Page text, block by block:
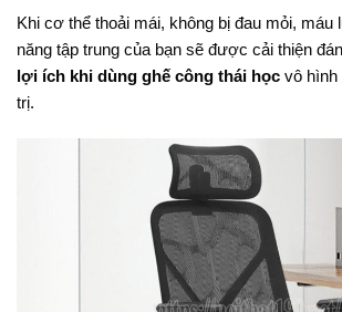
Khi cơ thể thoải mái, không bị đau mỏi, máu
năng tập trung của bạn sẽ được cải thiện
lợi ích khi dùng ghế công thái học vô hình
trị.